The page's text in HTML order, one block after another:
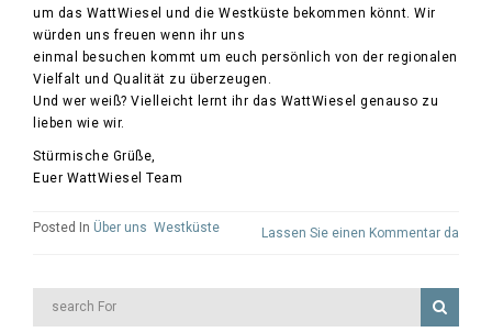
um das WattWiesel und die Westküste bekommen könnt. Wir
würden uns freuen wenn ihr uns
einmal besuchen kommt um euch persönlich von der regionalen
Vielfalt und Qualität zu überzeugen.
Und wer weiß? Vielleicht lernt ihr das WattWiesel genauso zu
lieben wie wir.
Stürmische Grüße,
Euer WattWiesel Team
Posted In Categories
Über uns Westküste Lassen Sie einen Kommentar da